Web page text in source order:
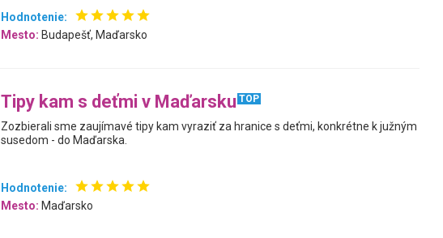
Hodnotenie:
Mesto: Budapešť, Maďarsko
Tipy kam s deťmi v Maďarsku TOP
Zozbierali sme zaujímavé tipy kam vyraziť za hranice s deťmi, konkrétne k južným
susedom - do Maďarska.
Hodnotenie:
Mesto: Maďarsko